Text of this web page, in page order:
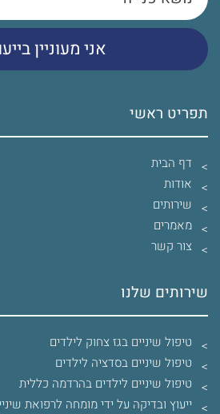
תפריט ראשי
דף הבית
אודות
שירותים
מאמרים
צור קשר
שירותים שלנו
טיפול שיניים בגז צחוק לילדים
טיפול שיניים בסדציה לילדים
טיפול שיניים לילדים בהרדמה כללית
ייעוץ ובדיקה על ידי מומחה לרפואת